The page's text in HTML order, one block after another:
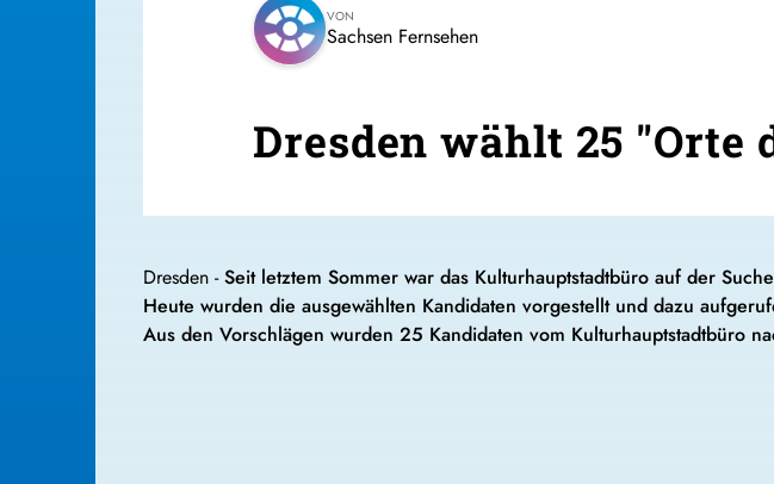
VON
Sachsen Fernsehen
Dresden wählt 25 "Orte
Dresden -Seit letztem Sommer war das Kulturhauptstadtbüro auf der
Heute wurden die ausgewählten Kandidaten vorgestellt und dazu
Aus den Vorschlägen wurden 25 Kandidaten vom Kulturhauptstadtbüro